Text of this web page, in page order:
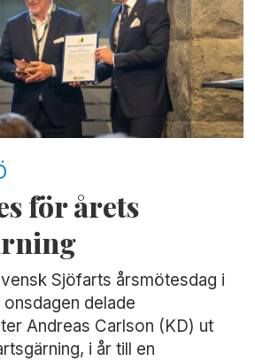
för årets
Sjöfarts årsmötesdag i
delade
Andreas Carlson (KD) ut
i år till en